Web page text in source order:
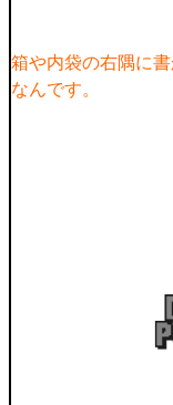
箱や内袋の右隅に
なんです。